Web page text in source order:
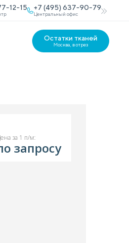
12-15 +7 (495) 637-90-79
Центральный офис
Остатки тканей
Москва, в отрез
за 1 п/м:
запросу